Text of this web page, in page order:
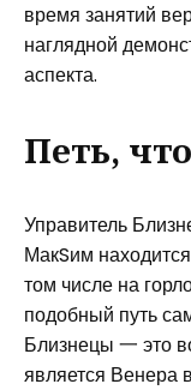
время занятий
наглядной
аспекта.
Петь,
Управитель
МакSим
том числе на
подобный путь
Близнецы 一 это
является Венера